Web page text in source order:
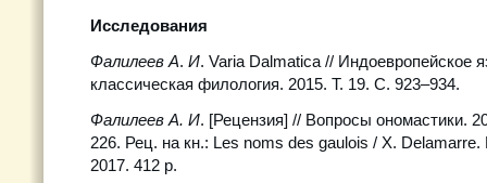
Исследования
Фалилеев А. И. Varia Dalmatica // Индоевропейское
классическая филология. 2015. T. 19. С. 923–934.
Фалилеев А. И. [Рецензия] // Вопросы ономастики.
226. Рец. на кн.: Les noms des gaulois / X.
2017. 412 p.